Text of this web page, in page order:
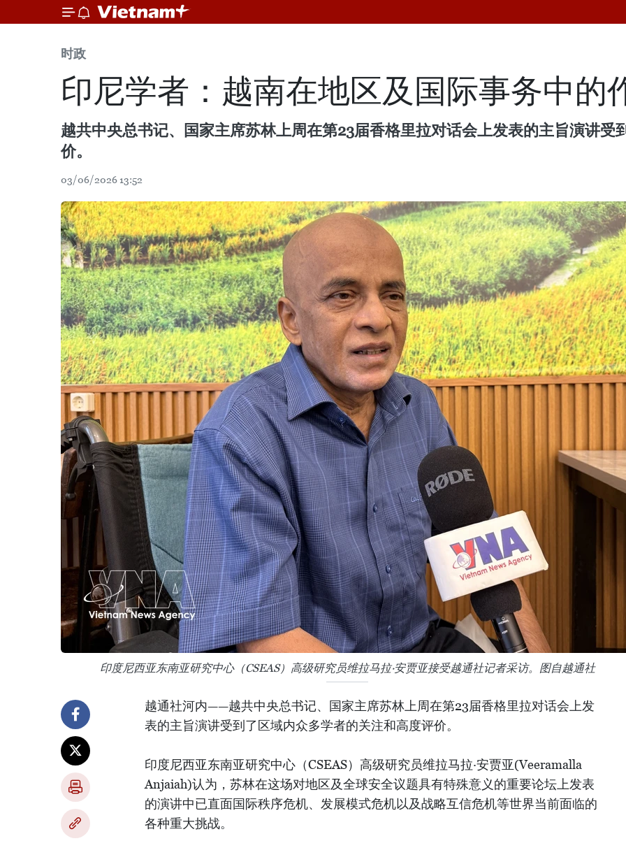
时政
印尼学者：越南在地区及国际事务中的
越共中央总书记、国家主席苏林上周在第23届香格里拉对话会上发表的主旨演讲受
价。
03/06/2026 13:52
印度尼西亚东南亚研究中心（CSEAS）高级研究员维拉马拉·安贾亚接受越通社记者采访。图自越通社
越通社河内——越共中央总书记、国家主席苏林上周在第23届香格里拉对话会上发
表的主旨演讲受到了区域内众多学者的关注和高度评价。
印度尼西亚东南亚研究中心（CSEAS）高级研究员维拉马拉·安贾亚(Veeramalla
Anjaiah)认为，苏林在这场对地区及全球安全议题具有特殊意义的重要论坛上发表
的演讲中已直面国际秩序危机、发展模式危机以及战略互信危机等世界当前面临的
各种重大挑战。